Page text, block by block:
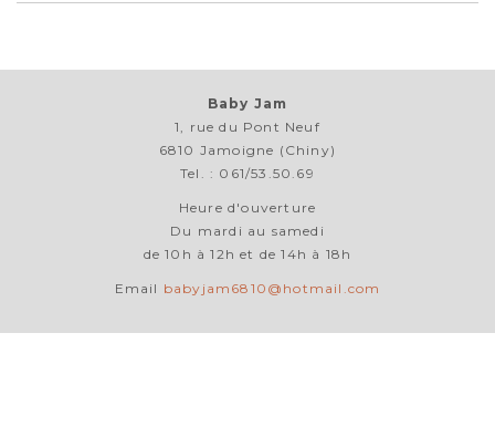
Baby Jam
1, rue du Pont Neuf
6810 Jamoigne (Chiny)
Tel. : 061/53.50.69
Heure d'ouverture
Du mardi au samedi
de 10h à 12h et de 14h à 18h
Email babyjam6810@hotmail.com